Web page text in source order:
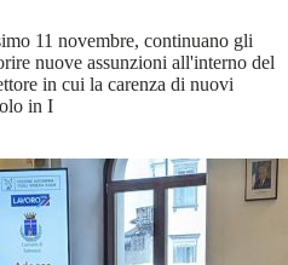
11 novembre, continuano gli
nuove assunzioni all'interno del
in cui la carenza di nuovi
in I